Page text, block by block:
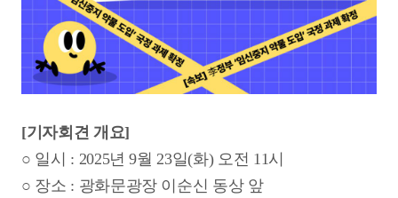
[기자회견 개요]
○ 일시 : 2025년 9월 23일(화) 오전 11시
○ 장소 : 광화문광장 이순신 동상 앞